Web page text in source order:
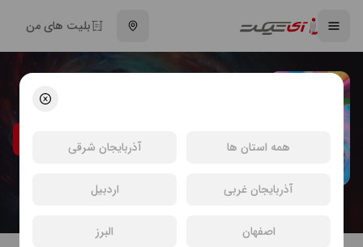
بلیت های من
همه استان ها آذربایجان شرقی
آذربایجان غربی اردبیل
اصفهان البرز
شهر